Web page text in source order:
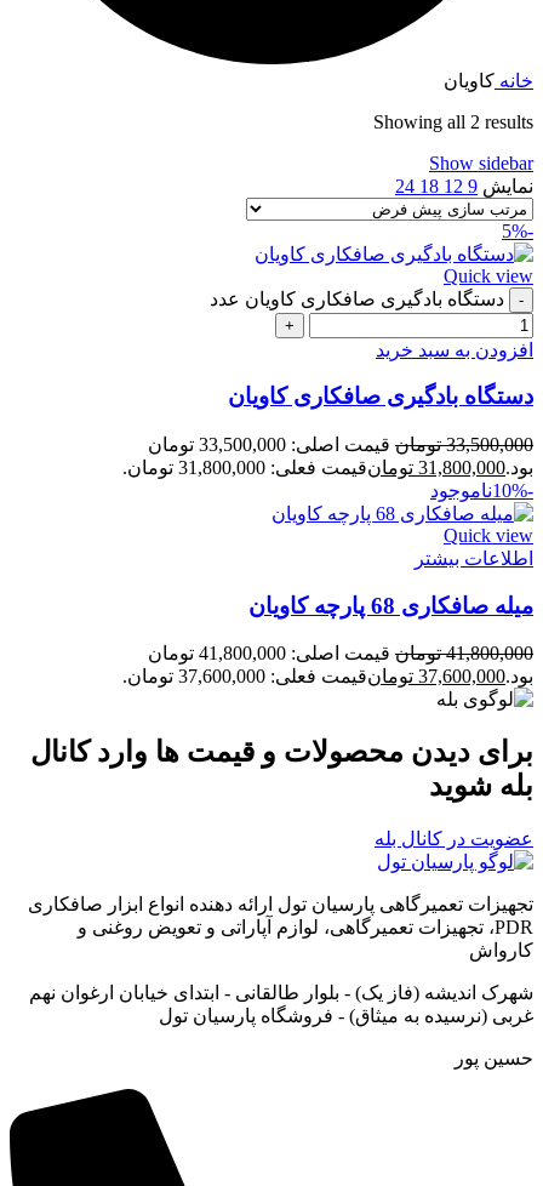
خانه کاویان
Showing all 2 results
Show sidebar
نمایش 9
12
18
24
-5%
Quick view
دستگاه بادگیری صافکاری کاویان عدد
افزودن به سبد خرید
دستگاه بادگیری صافکاری کاویان
33,500,000 تومان
قیمت اصلی: 33,500,000 تومان
بود.31,800,000 تومانقیمت فعلی: 31,800,000 تومان.
-10%
ناموجود
Quick view
اطلاعات بیشتر
میله صافکاری 68 پارچه کاویان
41,800,000 تومان
قیمت اصلی: 41,800,000 تومان
بود.37,600,000 تومانقیمت فعلی: 37,600,000 تومان.
برای دیدن محصولات و قیمت ها وارد کانال
بله شوید
عضویت در کانال بله
تجهیزات تعمیرگاهی پارسیان تول ارائه دهنده انواع ابزار صافکاری
PDR، تجهیزات تعمیرگاهی، لوازم آپاراتی و تعویض روغنی و
کارواش
شهرک اندیشه (فاز یک) - بلوار طالقانی - ابتدای خیابان ارغوان نهم
غربی (نرسیده به میثاق) - فروشگاه پارسیان تول
حسین پور